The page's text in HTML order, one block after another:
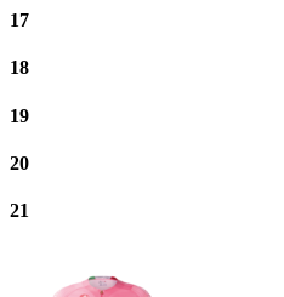
17
18
19
20
21